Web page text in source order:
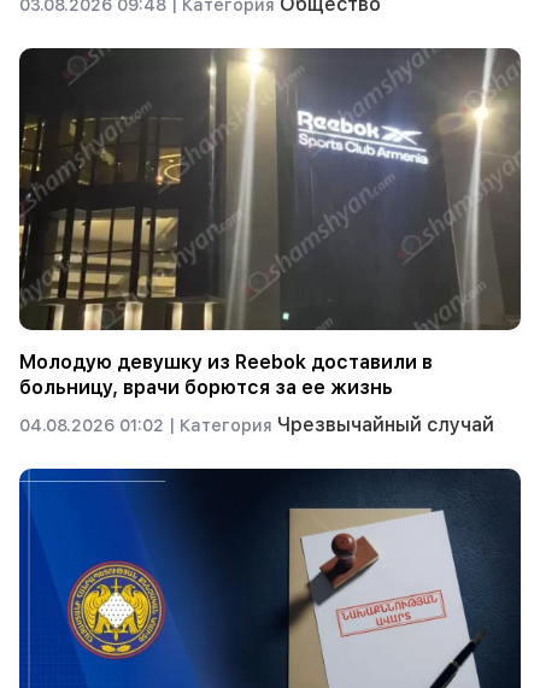
03.08.2026 09:48 | Категория Общество
Молодую девушку из Reebok доставили в
больницу, врачи борются за ее жизнь
04.08.2026 01:02 | Категория Чрезвычайный случай